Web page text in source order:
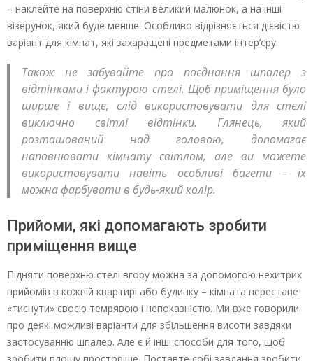
– наклейте на поверхню стіни великий малюнок, а на інші
візерунок, який буде менше. Особливо відрізняється дієвістю
варіант для кімнат, які захаращені предметами інтер’єру.
Також не забувайте про поєднання шпалер з
відтінками і фактурою стелі. Щоб приміщення було
ширше і вище, слід використовувати для стелі
виключно світлі відтінки. Глянець, який
розташований над головою, допомагає
наповнювати кімнату світлом, але ви можете
використовувати навіть особливі багети – їх
можна фарбувати в будь-який колір.
Прийоми, які допомагають зробити
приміщення вище
Підняти поверхню стелі вгору можна за допомогою нехитрих
прийомів в кожній квартирі або будинку – кімната перестане
«тиснути» своєю темрявою і непоказністю. Ми вже говорили
про деякі можливі варіанти для збільшення висоти завдяки
застосуванню шпалер. Але є й інші способи для того, щоб
зробити площу просторіше. Поставте собі завдання зробити